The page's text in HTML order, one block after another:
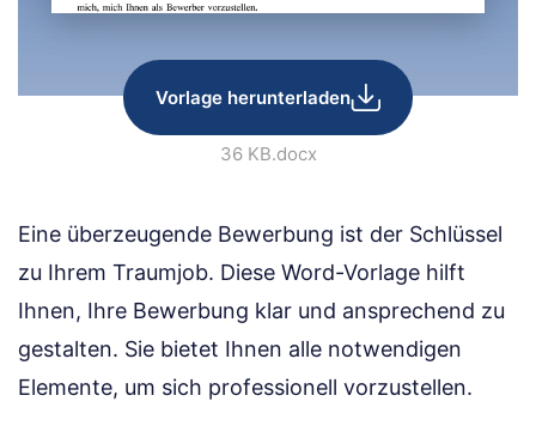
Vorlage herunterladen
36 KB.docx
Eine überzeugende Bewerbung ist der Schlüssel
zu Ihrem Traumjob. Diese Word-Vorlage hilft
Ihnen, Ihre Bewerbung klar und ansprechend zu
gestalten. Sie bietet Ihnen alle notwendigen
Elemente, um sich professionell vorzustellen.